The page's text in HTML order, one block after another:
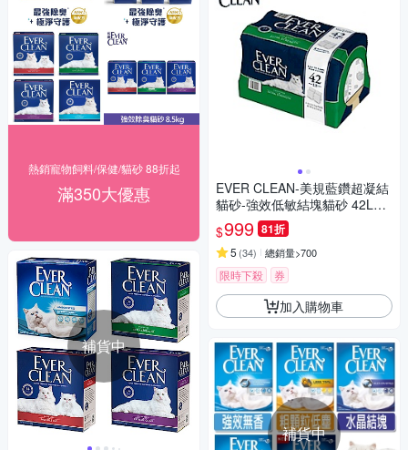
熱銷寵物飼料/保健/貓砂 88折起
滿350大優惠
補貨中
EVER CLEAN-美規藍鑽超凝結
貓砂-強效低敏結塊貓砂 42LB
(19kg)=綠標★
$999 81折
5 (34) 總銷量>700
限時下殺 券
加入購物車
補貨中